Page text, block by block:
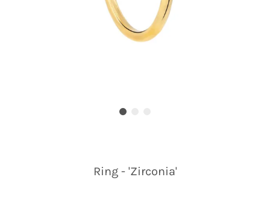
Ring - 'Zirconia'